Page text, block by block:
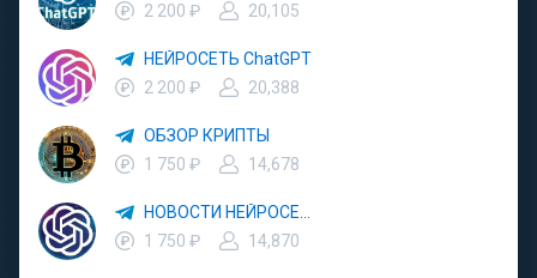
2 200 ₽
20,105
НЕЙРОСЕТЬ ChatGPT
2 200 ₽
20,388
ОБЗОР КРИПТЫ
1 750 ₽
14,678
1 750 ₽
14,870